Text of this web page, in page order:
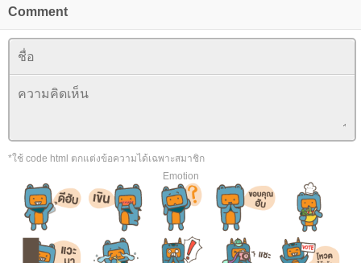
Comment
*ใช้ code html ตกแต่งข้อความได้เฉพาะสมาชิก
Emotion